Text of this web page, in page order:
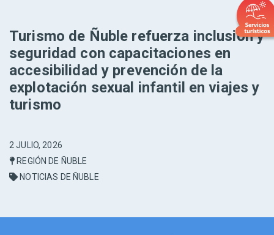
Turismo de Ñuble refuerza inclusión y
seguridad con capacitaciones en
accesibilidad y prevención de la
explotación sexual infantil en viajes y
turismo
2 JULIO, 2026
REGIÓN DE ÑUBLE
NOTICIAS DE ÑUBLE